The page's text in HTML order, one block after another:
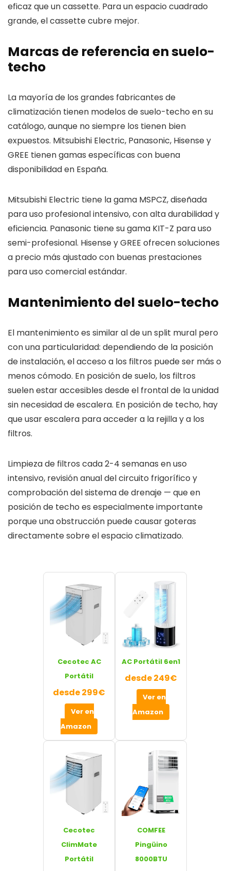
eficaz que un cassette. Para un espacio cuadrado
grande, el cassette cubre mejor.
Marcas de referencia en suelo-
techo
La mayoría de los grandes fabricantes de
climatización tienen modelos de suelo-techo en su
catálogo, aunque no siempre los tienen bien
expuestos. Mitsubishi Electric, Panasonic, Hisense y
GREE tienen gamas específicas con buena
disponibilidad en España.
Mitsubishi Electric tiene la gama MSPCZ, diseñada
para uso profesional intensivo, con alta durabilidad y
eficiencia. Panasonic tiene su gama KIT-Z para uso
semi-profesional. Hisense y GREE ofrecen soluciones
a precio más ajustado con buenas prestaciones
para uso comercial estándar.
Mantenimiento del suelo-techo
El mantenimiento es similar al de un split mural pero
con una particularidad: dependiendo de la posición
de instalación, el acceso a los filtros puede ser más o
menos cómodo. En posición de suelo, los filtros
suelen estar accesibles desde el frontal de la unidad
sin necesidad de escalera. En posición de techo, hay
que usar escalera para acceder a la rejilla y a los
filtros.
Limpieza de filtros cada 2-4 semanas en uso
intensivo, revisión anual del circuito frigorífico y
comprobación del sistema de drenaje — que en
posición de techo es especialmente importante
porque una obstrucción puede causar goteras
directamente sobre el espacio climatizado.
Cecotec AC
Portátil
desde 299€
Ver en
Amazon
AC Portátil 6en1
desde 249€
Ver en
Amazon
Cecotec
ClimMate
Portátil
COMFEE
Pingüino
8000BTU